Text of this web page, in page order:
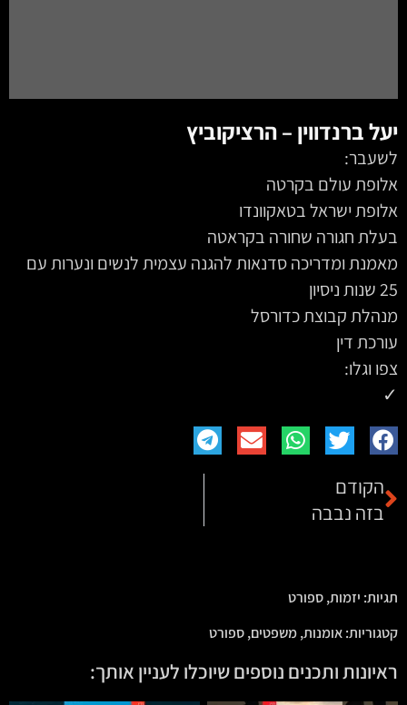
יעל ברנדווין – הרציקוביץ
לשעבר:
אלופת עולם בקרטה
אלופת ישראל בטאקוונדו
בעלת חגורה שחורה בקראטה
מאמנת ומדריכה סדנאות להגנה עצמית לנשים ונערות עם
25 שנות ניסיון
מנהלת קבוצת כדורסל
עורכת דין
צפו וגלו:
✓
הקודם
בזה נבבה
תגיות: יזמות,ספורט
קטגוריות:אומנות,משפטים,ספורט
ראיונות ותכנים נוספים שיוכלו לעניין אותך: